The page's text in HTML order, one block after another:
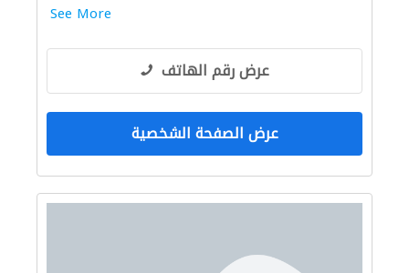
See More
عرض رقم الهاتف
عرض الصفحة الشخصية